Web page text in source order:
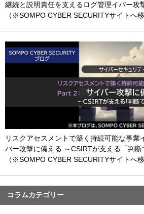
継続と説明責任を支えるログ管理イバー攻
（※SOMPO CYBER SECURITYサイトへ移
リスクアセスメントで築く持続可能な事業
バー攻撃に備える ～CSIRTが支える「判断
（※SOMPO CYBER SECURITYサイトへ移
コラムカテゴリー